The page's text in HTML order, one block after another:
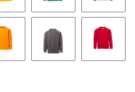
GELB GELEEGRÜN GRÜN